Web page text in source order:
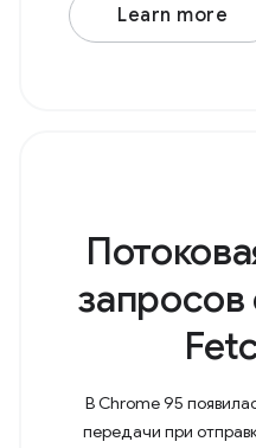
рекламодатели и
Learn more
В Chrome 95
передачи при